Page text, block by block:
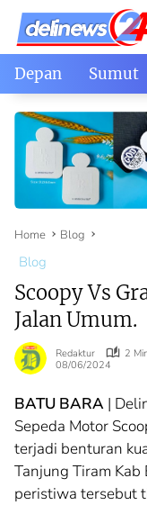
Skip
content
Depan Sumut
Home Blog
Blog
Scoopy Vs
Jalan Umum.
Redaktur
2
08/06/2024
BATU BARA |
Sepeda Motor
terjadi benturan
Tanjung Tiram Kab
peristiwa tersebut